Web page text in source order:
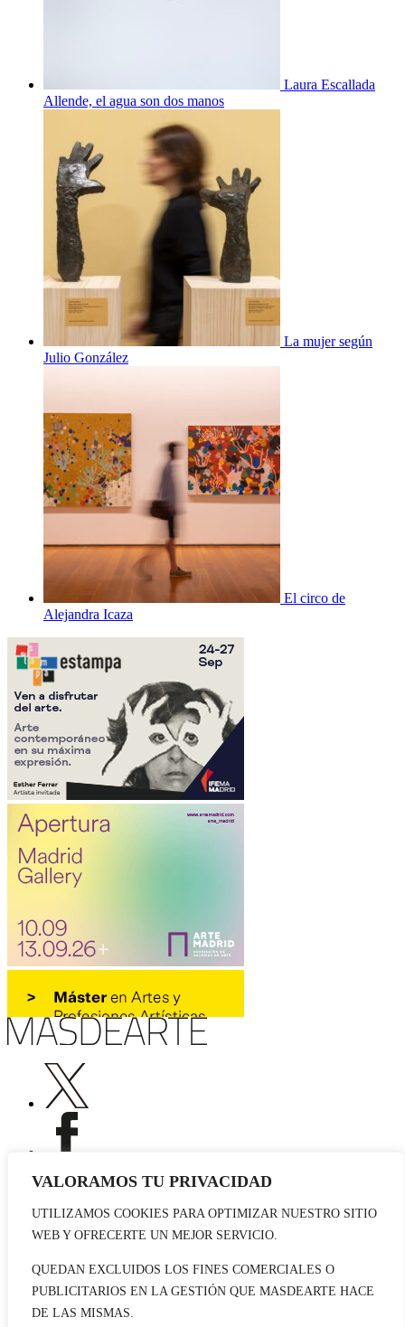
VALORAMOS TU PRIVACIDAD
UTILIZAMOS COOKIES PARA OPTIMIZAR NUESTRO SITIO
WEB Y OFRECERTE UN MEJOR SERVICIO.
QUEDAN EXCLUIDOS LOS FINES COMERCIALES O
PUBLICITARIOS EN LA GESTIÓN QUE MASDEARTE HACE
DE LAS MISMAS.
Laura Escallada
Allende, el agua son dos manos
La mujer según
Julio González
El circo de
Alejandra Icaza
Publicidad
Contacto
© 2026 masdearte. Información de exposiciones, museos y artistas